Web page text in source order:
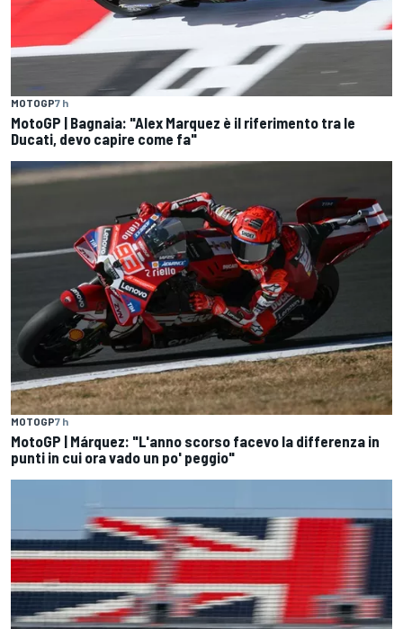
MOTOGP7 h
MotoGP | Bagnaia: "Alex Marquez è il riferimento tra le
Ducati, devo capire come fa"
MOTOGP7 h
MotoGP | Márquez: "L'anno scorso facevo la differenza in
punti in cui ora vado un po' peggio"